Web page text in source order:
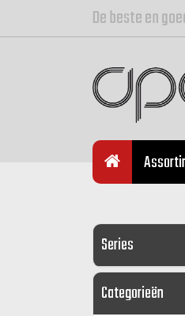
De beste en
Series
Categorieën